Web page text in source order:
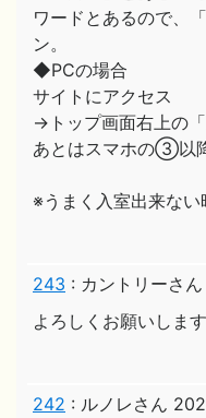
ワードとあるので、
ン。
◆PCの場合
サイトにアクセス
→トップ画面右上の
あとはスマホの③以
※うまく入室出来ない
243 : カントリーさん
よろしくお願いします
242 : ルノレさん